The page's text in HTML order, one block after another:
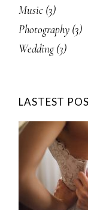
Music (3)
Photography (3)
Wedding(3)
LASTEST